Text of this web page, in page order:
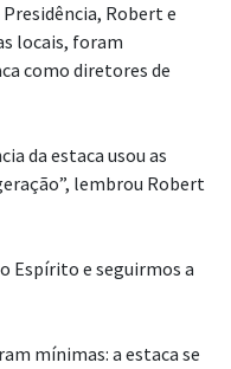
Robert e
locais, foram
como diretores de
da estaca usou as
lembrou Robert
Espírito e seguirmos a
mínimas: a estaca se